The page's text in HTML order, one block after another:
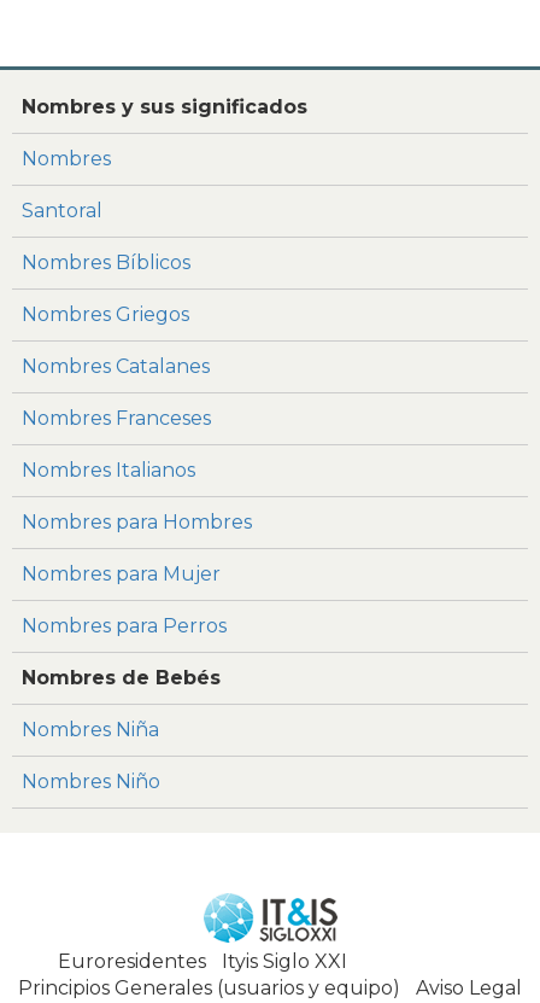
Nombres y sus significados
Nombres
Santoral
Nombres Bíblicos
Nombres Griegos
Nombres Catalanes
Nombres Franceses
Nombres Italianos
Nombres para Hombres
Nombres para Mujer
Nombres para Perros
Nombres de Bebés
Nombres Niña
Nombres Niño
Euroresidentes| Ityis Siglo XXI
Principios Generales (usuarios y equipo)
Aviso Legal